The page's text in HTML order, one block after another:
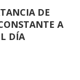
DE
A
DÍA